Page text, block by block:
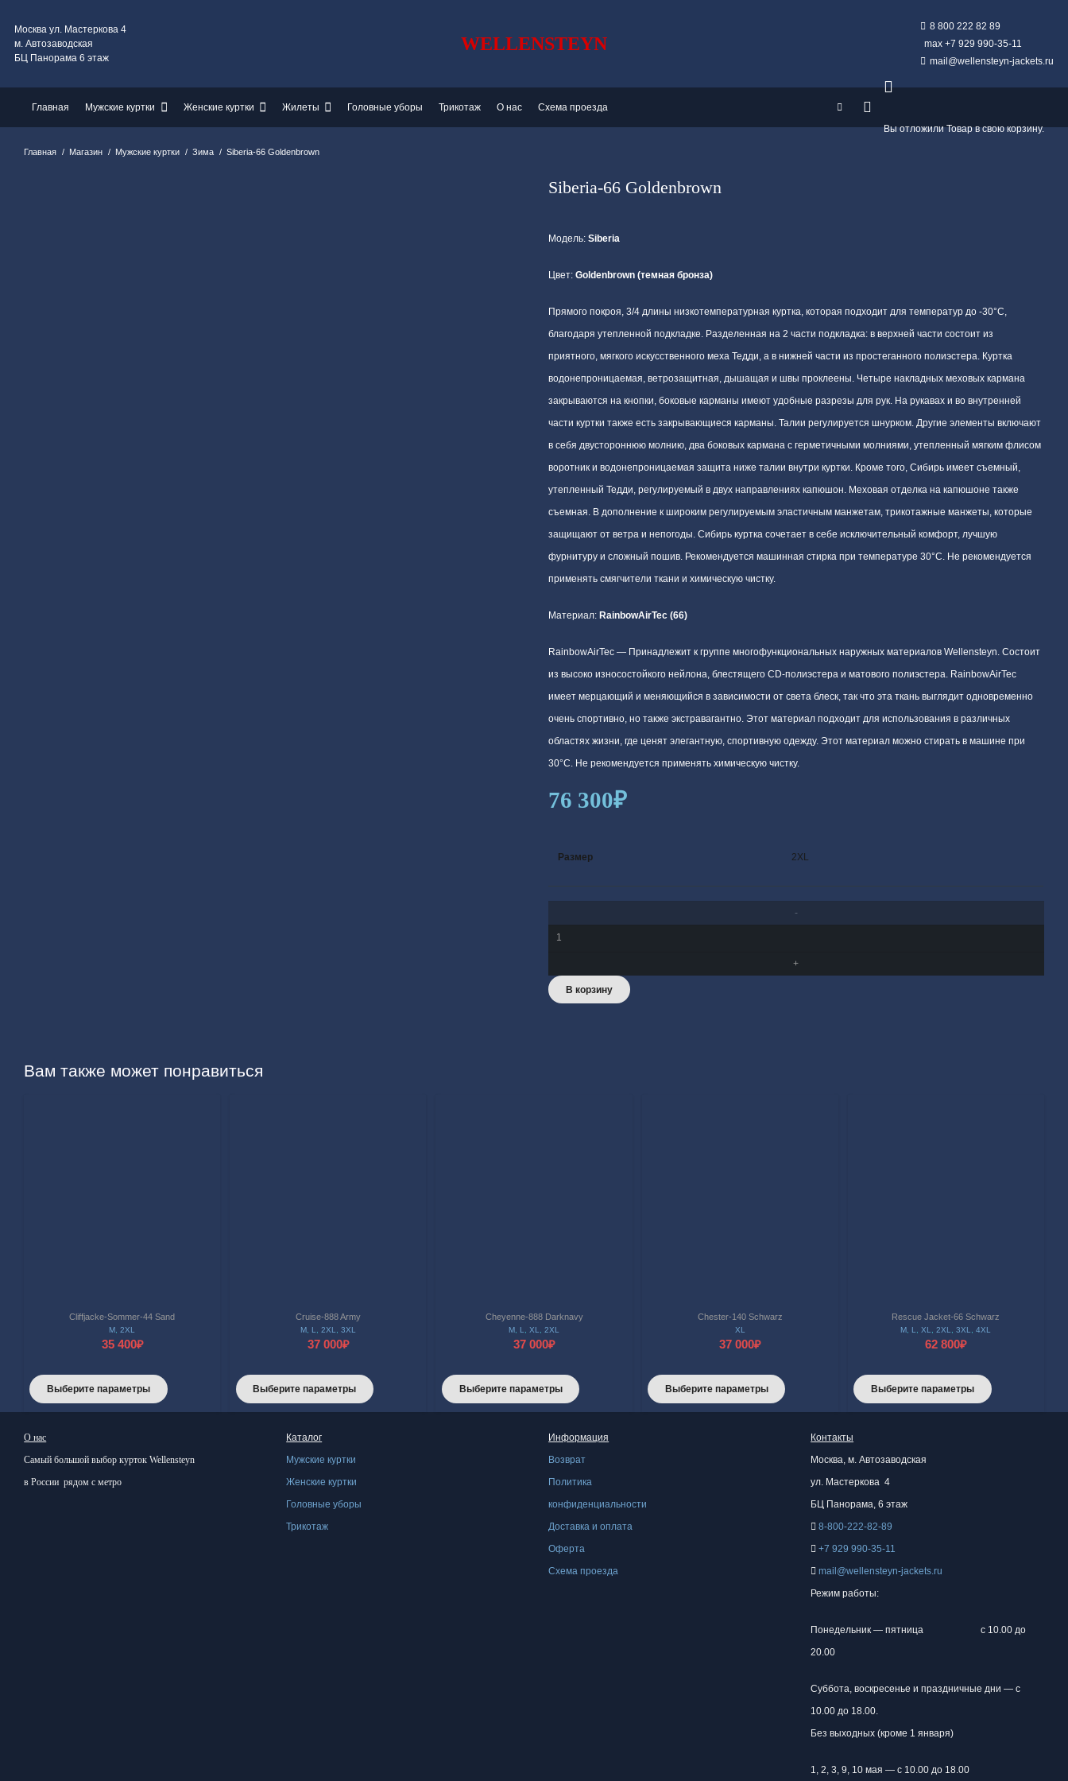
Москва ул. Мастеркова 4
м. Автозаводская
БЦ Панорама 6 этаж
WELLENSTEYN
8 800 222 82 89
max +7 929 990-35-11
mail@wellensteyn-jackets.ru
Главная Мужские куртки Женские куртки Жилеты Головные уборы Трикотаж О нас
Схема проезда
Вы отложилиТоварв свою корзину.
Главная / Магазин / Мужские куртки / Зима / Siberia-66 Goldenbrown
Siberia-66 Goldenbrown
Модель:Siberia
Цвет:Goldenbrown (темная бронза)
Прямого покроя, 3/4 длины низкотемпературная куртка, которая подходит для температур до -30°С,
благодаря утепленной подкладке. Разделенная на 2 части подкладка: в верхней части состоит из
приятного, мягкого искусственного меха Тедди, а в нижней части из простеганного полиэстера. Куртка
водонепроницаемая, ветрозащитная, дышащая и швы проклеены. Четыре накладных меховых кармана
закрываются на кнопки, боковые карманы имеют удобные разрезы для рук. На рукавах и во внутренней
части куртки также есть закрывающиеся карманы. Талии регулируется шнурком. Другие элементы включают
в себя двустороннюю молнию, два боковых кармана с герметичными молниями, утепленный мягким флисом
воротник и водонепроницаемая защита ниже талии внутри куртки. Кроме того, Сибирь имеет съемный,
утепленный Тедди, регулируемый в двух направлениях капюшон. Меховая отделка на капюшоне также
съемная. В дополнение к широким регулируемым эластичным манжетам, трикотажные манжеты, которые
защищают от ветра и непогоды. Сибирь куртка сочетает в себе исключительный комфорт, лучшую
фурнитуру и сложный пошив. Рекомендуется машинная стирка при температуре 30°С. Не рекомендуется
применять смягчители ткани и химическую чистку.
Материал: RainbowAirTec (66)
RainbowAirTec — Принадлежит к группе многофункциональных наружных материалов Wellensteyn. Состоит
из высоко износостойкого нейлона, блестящего CD-полиэстера и матового полиэстера. RainbowAirTec
имеет мерцающий и меняющийся в зависимости от света блеск, так что эта ткань выглядит одновременно
очень спортивно, но также экстравагантно. Этот материал подходит для использования в различных
областях жизни, где ценят элегантную, спортивную одежду. Этот материал можно стирать в машине при
30°С. Не рекомендуется применять химическую чистку.
76 300₽
Размер 2XL
Количество
Siberia-
66
В корзину
Вам также может понравиться
Cliffjacke-Sommer-44 Sand
M ,2XL
35 400₽
Выберите параметры Этот
Cruise-888 Army
M, L 2XL 3XL
37 000₽
Выберите параметры Этот
Cheyenne-888 Darknavy
M L XL 2XL
37 000₽
Выберите параметры Этот
Chester-140 Schwarz
XL
37 000₽
Выберите параметры Этот
Rescue Jacket-66 Schwarz
M L ,XL ,2XL ,3XL ,4XL
62 800₽
Выберите параметры Этот
О нас
Самый большойвыбор куртокWellensteyn
в Россиирядом с метро
Каталог
Мужские куртки
Женские куртки
Головные уборы
Трикотаж
Информация
Возврат
Политика
конфиденциальности
Доставка и оплата
Оферта
Схема проезда
Контакты
Москва, м.Автозаводская
ул. Мастеркова 4
БЦ Панорама, 6 этаж
8-800-222-82-89
+7 929 990-35-11
mail@wellensteyn-jackets.ru
Режим работы:
Понедельник — пятницас 10.00 до
20.00
Суббота, воскресенье и праздничные дни — с
10.00 до 18.00.
Без выходных (кроме 1 января)
1, 2, 3, 9, 10 мая — с 10.00 до 18.00